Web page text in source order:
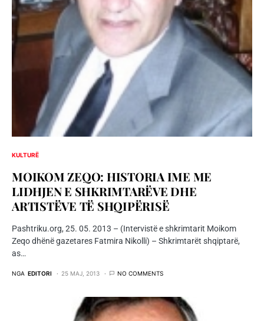
KULTURË
MOIKOM ZEQO: HISTORIA IME ME
LIDHJEN E SHKRIMTARËVE DHE
ARTISTËVE TË SHQIPËRISË
Pashtriku.org, 25. 05. 2013 – (Intervistë e shkrimtarit Moikom
Zeqo dhënë gazetares Fatmira Nikolli) – Shkrimtarët shqiptarë,
as…
NGA EDITORI 25 MAJ, 2013 NO COMMENTS